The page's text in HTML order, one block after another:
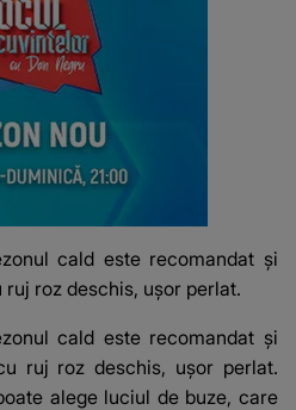
cald este recomandat și
roz deschis, ușor perlat.
cald este recomandat și
ruj roz deschis, ușor perlat.
alege luciul de buze, care